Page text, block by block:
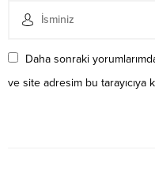
Daha sonraki
ve site adresim bu tarayıcıya